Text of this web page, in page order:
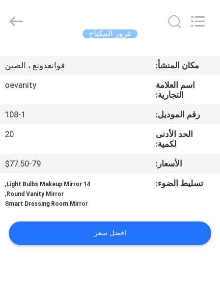
المنتجات
أشرطة
فيديو
الواقع
حول
بنا
Furniture
غرور المكياج
مكان المنشأ:
قوانغدونغ ، الصين
اسم العلامة
التجارية:
oevanity
رقم الموديل:
108-1
الحد الأدنى
لكمية:
20
الأسعار:
$77.50-79
تسليط الضوء:
14 Light Bulbs Makeup Mirror
,
Round Vanity Mirror
,
Smart Dressing Room Mirror
افضل سعر